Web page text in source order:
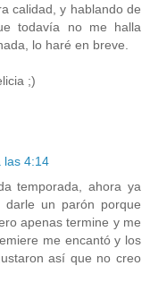
calidad, y hablando de
todavía no me halla
lo haré en breve.
;)
las 4:14
temporada, ahora ya
un parón porque
apenas termine y me
me encantó y los
así que no creo